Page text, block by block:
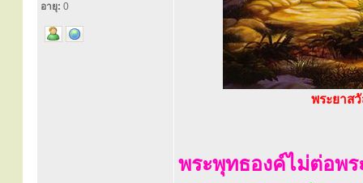
อายุ: 0
พระยาส
พระพุทธองค์ไม่ต่อพ